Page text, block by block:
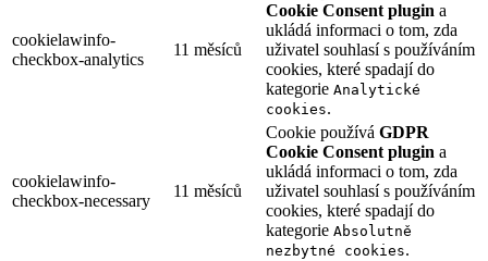
cookielawinfo-
checkbox-analytics
11 měsíců
Cookie Consent plugin a
ukládá informaci o tom, zda
uživatel souhlasí s používáním
cookies, které spadají do
kategorie Analytické
cookies.
cookielawinfo-
checkbox-necessary
11 měsíců
Cookie používá GDPR
Cookie Consent plugin a
ukládá informaci o tom, zda
uživatel souhlasí s používáním
cookies, které spadají do
kategorie Absolutně
nezbytné cookies.